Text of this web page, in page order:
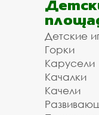
Детские
Горки
Карусели
Качалки
Качели